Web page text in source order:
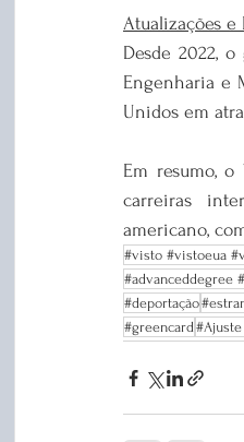
Atualizações e
Desde 2022,
Engenharia e
Unidos em
Em resumo,
carreiras
americano,
#visto #vistoeua
#advanceddegree
#deportação
#greencard